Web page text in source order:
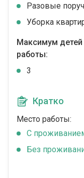
Разовые
Уборка
Максимум
работы:
3
Кратко
Место работы:
C
Без